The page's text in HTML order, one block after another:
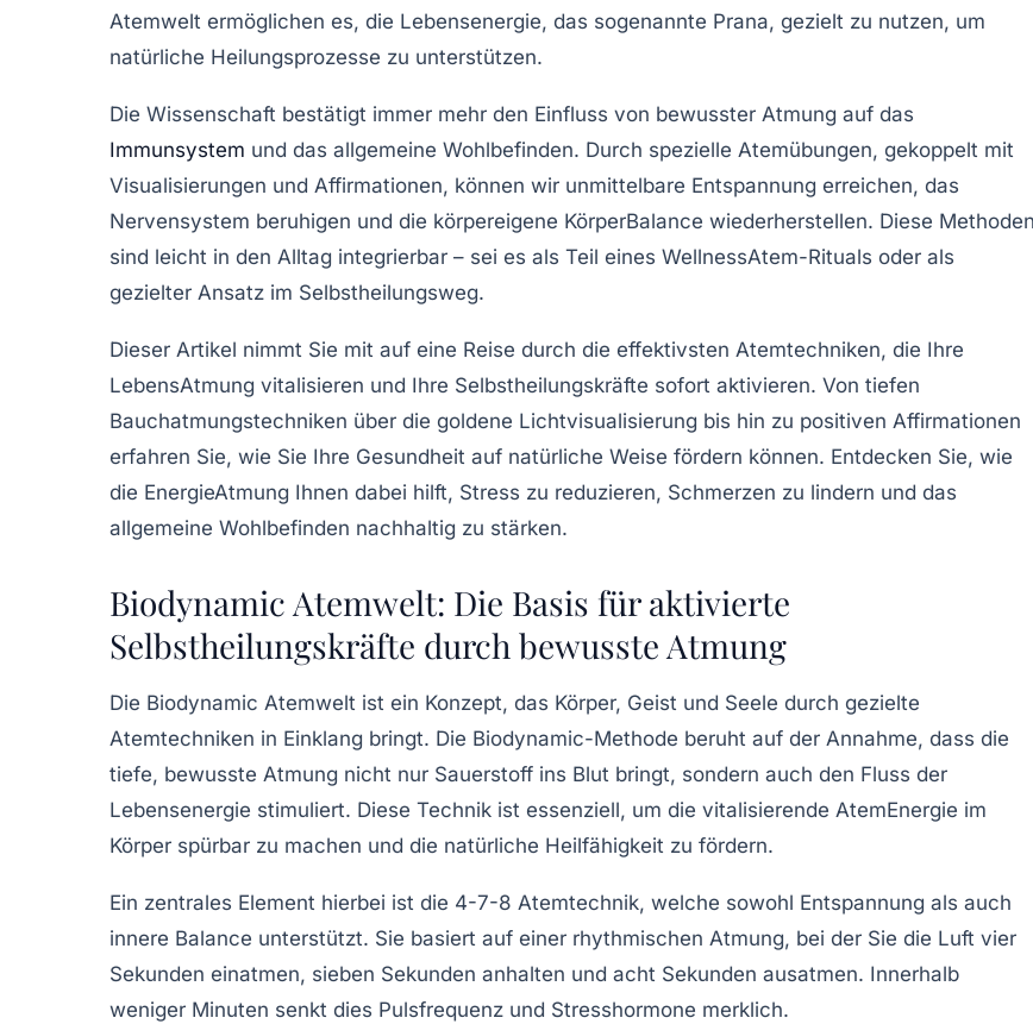
Atemwelt ermöglichen es, die Lebensenergie, das sogenannte Prana, gezielt zu nutzen, um
natürliche Heilungsprozesse zu unterstützen.
Die Wissenschaft bestätigt immer mehr den Einfluss von bewusster Atmung auf das
Immunsystem und das allgemeine Wohlbefinden. Durch spezielle Atemübungen, gekoppelt mit
Visualisierungen und Affirmationen, können wir unmittelbare Entspannung erreichen, das
Nervensystem beruhigen und die körpereigene KörperBalance wiederherstellen. Diese Methoden
sind leicht in den Alltag integrierbar – sei es als Teil eines WellnessAtem-Rituals oder als
gezielter Ansatz im Selbstheilungsweg.
Dieser Artikel nimmt Sie mit auf eine Reise durch die effektivsten Atemtechniken, die Ihre
LebensAtmung vitalisieren und Ihre Selbstheilungskräfte sofort aktivieren. Von tiefen
Bauchatmungstechniken über die goldene Lichtvisualisierung bis hin zu positiven Affirmationen
erfahren Sie, wie Sie Ihre Gesundheit auf natürliche Weise fördern können. Entdecken Sie, wie
die EnergieAtmung Ihnen dabei hilft, Stress zu reduzieren, Schmerzen zu lindern und das
allgemeine Wohlbefinden nachhaltig zu stärken.
Biodynamic Atemwelt: Die Basis für aktivierte
Selbstheilungskräfte durch bewusste Atmung
Die Biodynamic Atemwelt ist ein Konzept, das Körper, Geist und Seele durch gezielte
Atemtechniken in Einklang bringt. Die Biodynamic-Methode beruht auf der Annahme, dass die
tiefe, bewusste Atmung nicht nur Sauerstoff ins Blut bringt, sondern auch den Fluss der
Lebensenergie stimuliert. Diese Technik ist essenziell, um die vitalisierende AtemEnergie im
Körper spürbar zu machen und die natürliche Heilfähigkeit zu fördern.
Ein zentrales Element hierbei ist die 4-7-8 Atemtechnik, welche sowohl Entspannung als auch
innere Balance unterstützt. Sie basiert auf einer rhythmischen Atmung, bei der Sie die Luft vier
Sekunden einatmen, sieben Sekunden anhalten und acht Sekunden ausatmen. Innerhalb
weniger Minuten senkt dies Pulsfrequenz und Stresshormone merklich.